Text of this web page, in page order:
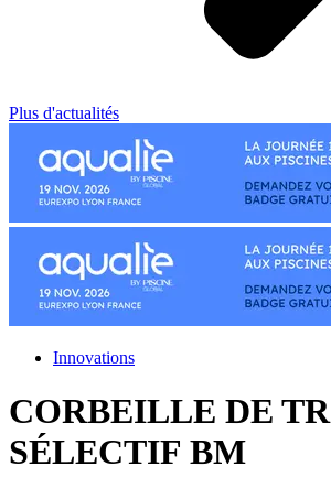
Plus d'actualités
Innovations
CORBEILLE DE
SÉLECTIF BM